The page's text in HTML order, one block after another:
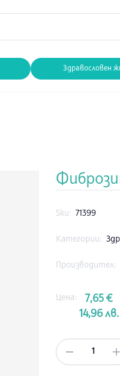
Здравословен
Sku: 71399
Категории:
Производител:
Цена:
7,65 €
14,96 лв.
1